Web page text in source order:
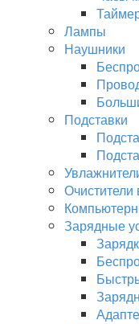
Лампы
Наушники
Подставки
Очистители
Зарядные